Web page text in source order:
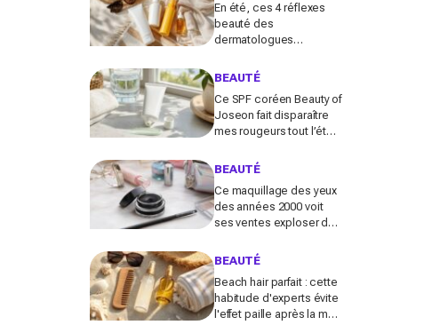
En été, ces 4 réflexes
beauté des
dermatologues
dégâts du soleil (et
les fait tous)
BEAUTÉ
Ce SPF coréen Beauty of
Joseon fait disparaître
mes rougeurs tout l’été
votre fond de teint
BEAUTÉ
Ce maquillage des yeux
des années 2000 voit
ses ventes exploser de
pourquoi tout le monde
BEAUTÉ
Beach hair parfait : cette
habitude d'experts évite
l'effet paille après la mer